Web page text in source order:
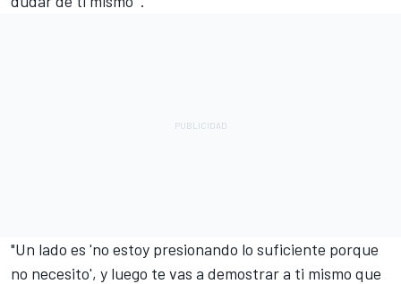
"Un lado es 'no estoy presionando lo suficiente porque
no necesito', y luego te vas a demostrar a ti mismo que